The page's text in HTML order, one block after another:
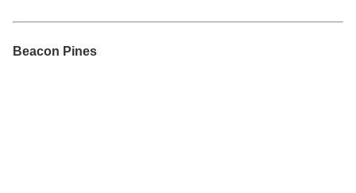
Beacon Pines